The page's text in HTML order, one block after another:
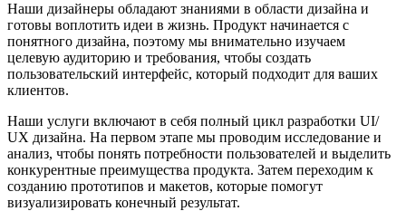
Наши дизайнеры обладают знаниями в области дизайна и
готовы воплотить идеи в жизнь. Продукт начинается с
понятного дизайна, поэтому мы внимательно изучаем
целевую аудиторию и требования, чтобы создать
пользовательский интерфейс, который подходит для ваших
клиентов.
Наши услуги включают в себя полный цикл разработки UI/
UX дизайна. На первом этапе мы проводим исследование и
анализ, чтобы понять потребности пользователей и выделить
конкурентные преимущества продукта. Затем переходим к
созданию прототипов и макетов, которые помогут
визуализировать конечный результат.